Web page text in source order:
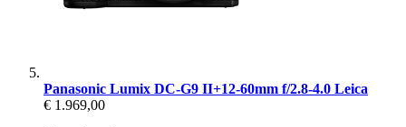
Panasonic Lumix DC-G9 II+12-60mm f/2.8-4.0 Leica
€ 1.969,00